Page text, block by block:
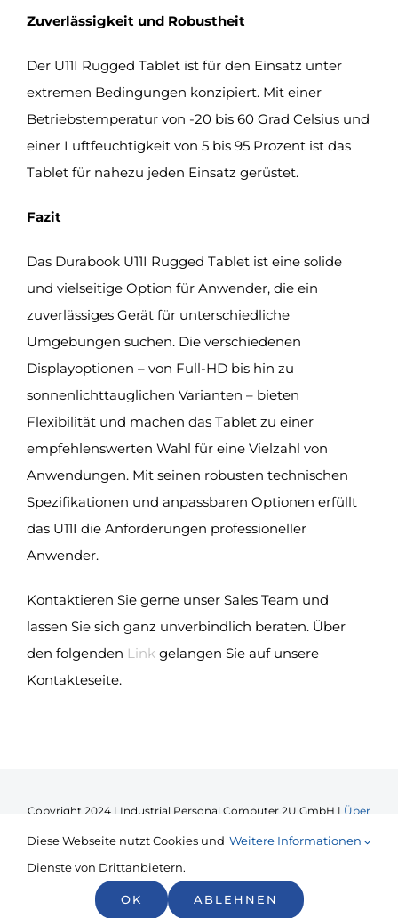
Zuverlässigkeit und Robustheit
Der U11I Rugged Tablet ist für den Einsatz unter
extremen Bedingungen konzipiert. Mit einer
Betriebstemperatur von -20 bis 60 Grad Celsius und
einer Luftfeuchtigkeit von 5 bis 95 Prozent ist das
Tablet für nahezu jeden Einsatz gerüstet.
Fazit
Das Durabook U11I Rugged Tablet ist eine solide
und vielseitige Option für Anwender, die ein
zuverlässiges Gerät für unterschiedliche
Umgebungen suchen. Die verschiedenen
Displayoptionen – von Full-HD bis hin zu
sonnenlichttauglichen Varianten – bieten
Flexibilität und machen das Tablet zu einer
empfehlenswerten Wahl für eine Vielzahl von
Anwendungen. Mit seinen robusten technischen
Spezifikationen und anpassbaren Optionen erfüllt
das U11I die Anforderungen professioneller
Anwender.
Kontaktieren Sie gerne unser Sales Team und
lassen Sie sich ganz unverbindlich beraten. Über
den folgenden Link gelangen Sie auf unsere
Kontakteseite.
Copyright 2024 | Industrial Personal Computer 2U GmbH | Über
uns|Blog|Datenschutzerklärung|Impressum
Facebook
Diese Webseite nutzt Cookies und
Dienste von Drittanbietern.
Weitere Informationen
OK ABLEHNEN